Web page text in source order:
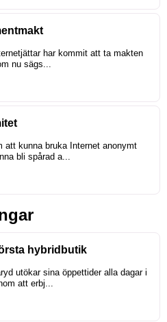
har kommit att ta makten
nu sägs...
att kunna bruka Internet anonymt
bli spårad a...
hybridbutik
utökar sina öppettider alla dagar i
att erbj...